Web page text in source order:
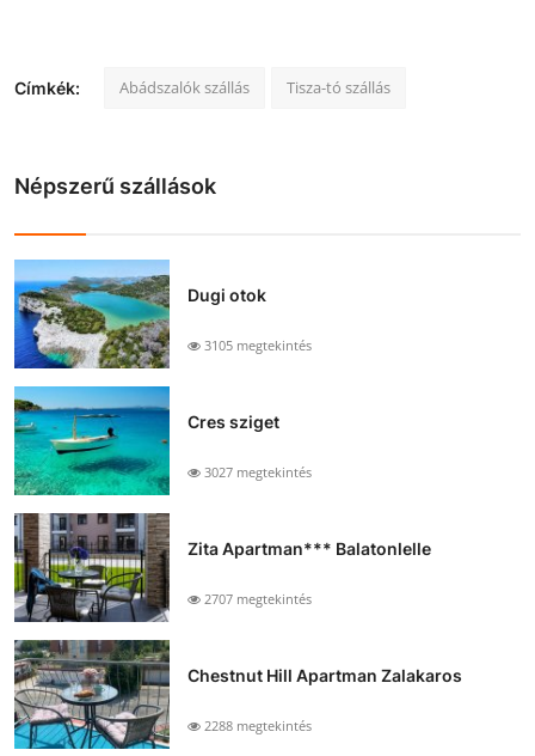
Címkék: Abádszalók szállás Tisza-tó szállás
Népszerű szállások
Dugi otok
3105 megtekintés
Cres sziget
3027 megtekintés
Zita Apartman*** Balatonlelle
2707 megtekintés
Chestnut Hill Apartman Zalakaros
2288 megtekintés